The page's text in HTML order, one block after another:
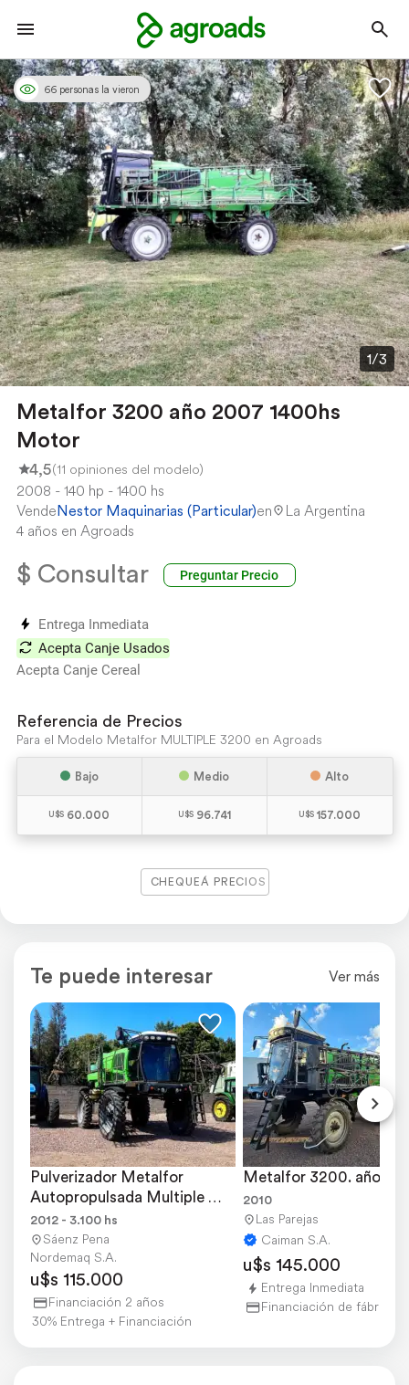
1/3
66 personas la vieron
Metalfor 3200 año 2007 1400hs
Motor
4,5(11 opiniones del modelo)
2008 140 hp
1400 hs
VendeNestor Maquinarias (Particular)en
La Argentina
4 años en Agroads
$ Consultar Preguntar Precio
Entrega Inmediata
Acepta Canje Usados
Acepta Canje Cereal
Referencia de Precios
Para el Modelo Metalfor MULTIPLE 3200 en Agroads
Bajo Medio Alto
60.000 96.741 157.000
CHEQUEÁ PRECIOS
Te puede interesar Ver más
Pulverizador Metalfor
Autopropulsada Multiple
3200
2012 - 3.100 hs
Sáenz Pena
Nordemaq S.A.
u$s 115.000
Financiación 2 años
30% Entrega + Financiación
Metalfor 3200. año
2010
Las Parejas
Caiman S.A.
u$s 145.000
Entrega Inmediata
Financiación de fábrica